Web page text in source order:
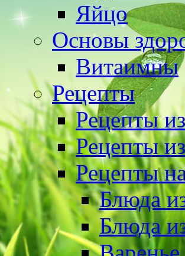
Яйцо
Основы
Витаимны
Рецепты
Рецепты
Рецепты
Рецепты
Блюда
Блюда